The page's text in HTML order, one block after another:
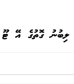
ލިބުނު ގޮތުގެ އޭ